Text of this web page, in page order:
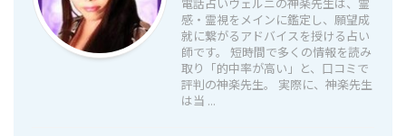
感・霊視をメインに鑑定し、願望成
就に繋がるアドバイスを授ける占い
師です。 短時間で多くの情報を読み
取り「的中率が高い」と、口コミで
評判の神楽先生。 実際に、神楽先生
は当 ...